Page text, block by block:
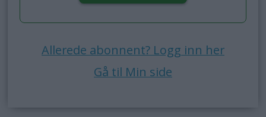
Allerede abonnent? Logg inn her
Gå til Min side